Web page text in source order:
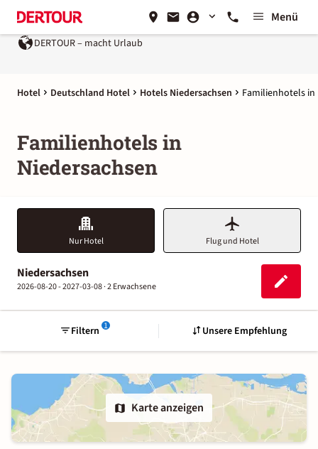
Menü
DERTOUR – macht Urlaub
Hotel Deutschland Hotel Hotels Niedersachsen Familienhotels in
Familienhotels in
Niedersachsen
Nur Hotel Flug und Hotel
Niedersachsen
2026-08-20 - 2027-03-08 ·2 Erwachsene
1
Filtern Unsere Empfehlung
Karte anzeigen